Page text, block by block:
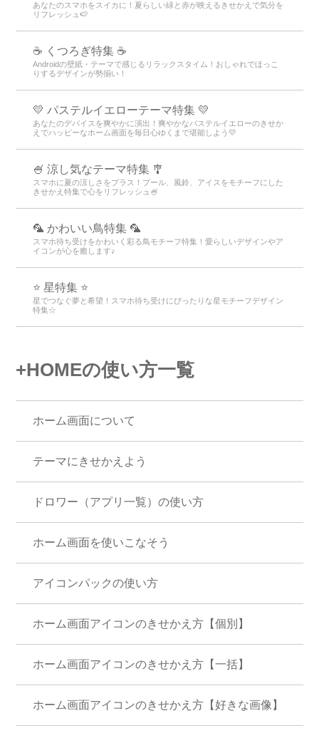
あなたのスマホをスイカに！夏らしい緑と赤が映えるきせかえで気分を
リフレッシュ🍉
☕ くつろぎ特集 ☕
Androidの壁紙・テーマで感じるリラックスタイム！おしゃれでほっこ
りするデザインが勢揃い！
💛 パステルイエローテーマ特集 💛
あなたのデバイスを爽やかに演出！爽やかなパステルイエローのきせか
えでハッピーなホーム画面を毎日心ゆくまで堪能しよう💛
🍧 涼し気なテーマ特集 🎐
スマホに夏の涼しさをプラス！プール、風鈴、アイスをモチーフにした
きせかえ特集で心をリフレッシュ🍧
🦜 かわいい鳥特集 🦜
スマホ待ち受けをかわいく彩る鳥モチーフ特集！愛らしいデザインやア
イコンが心を癒します♪
⭐ 星特集 ⭐
星でつなぐ夢と希望！スマホ待ち受けにぴったりな星モチーフデザイン
特集☆
+HOMEの使い方一覧
ホーム画面について
テーマにきせかえよう
ドロワー（アプリ一覧）の使い方
ホーム画面を使いこなそう
アイコンパックの使い方
ホーム画面アイコンのきせかえ方【個別】
ホーム画面アイコンのきせかえ方【一括】
ホーム画面アイコンのきせかえ方【好きな画像】